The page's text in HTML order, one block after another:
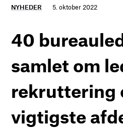
NYHEDER 5. oktober 2022
40
samlet om
rekruttering
vigtigste